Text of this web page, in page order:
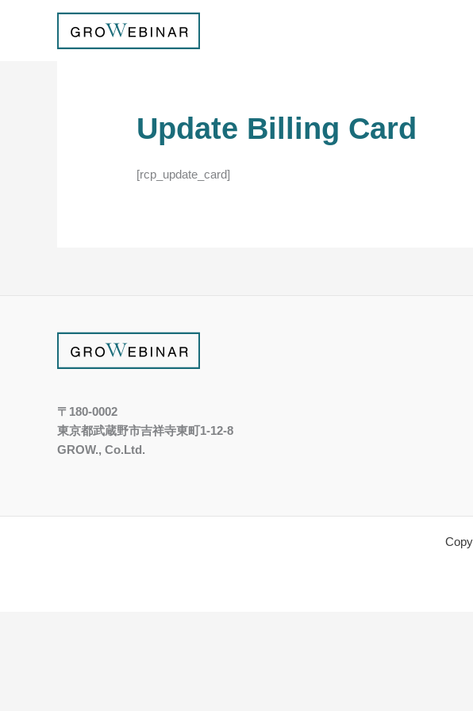
Update Billing Card
[rcp_update_card]
〒180-0002
東京都武蔵野市吉祥寺東町1-12-8
GROW., Co.Ltd.